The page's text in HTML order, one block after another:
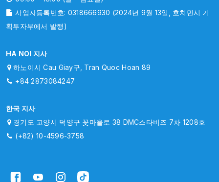
사업자등록번호: 0318666930 (2024년 9월 13일, 호치민시 기
획투자부에서 발행)
HA NOI 지사
하노이시 Cau Giay구, Tran Quoc Hoan 89
+84 2873084247
한국 지사
경기도 고양시 덕양구 꽃마을로 38 DMC스타비즈 7차 1208호
(+82) 10-4596-3758